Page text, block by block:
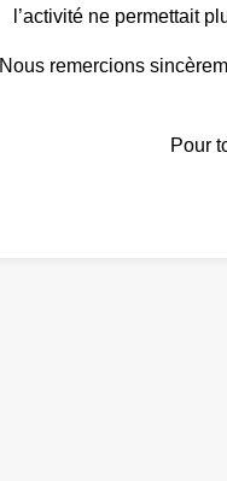
l’activité ne permettait
Nous remercions
Pour